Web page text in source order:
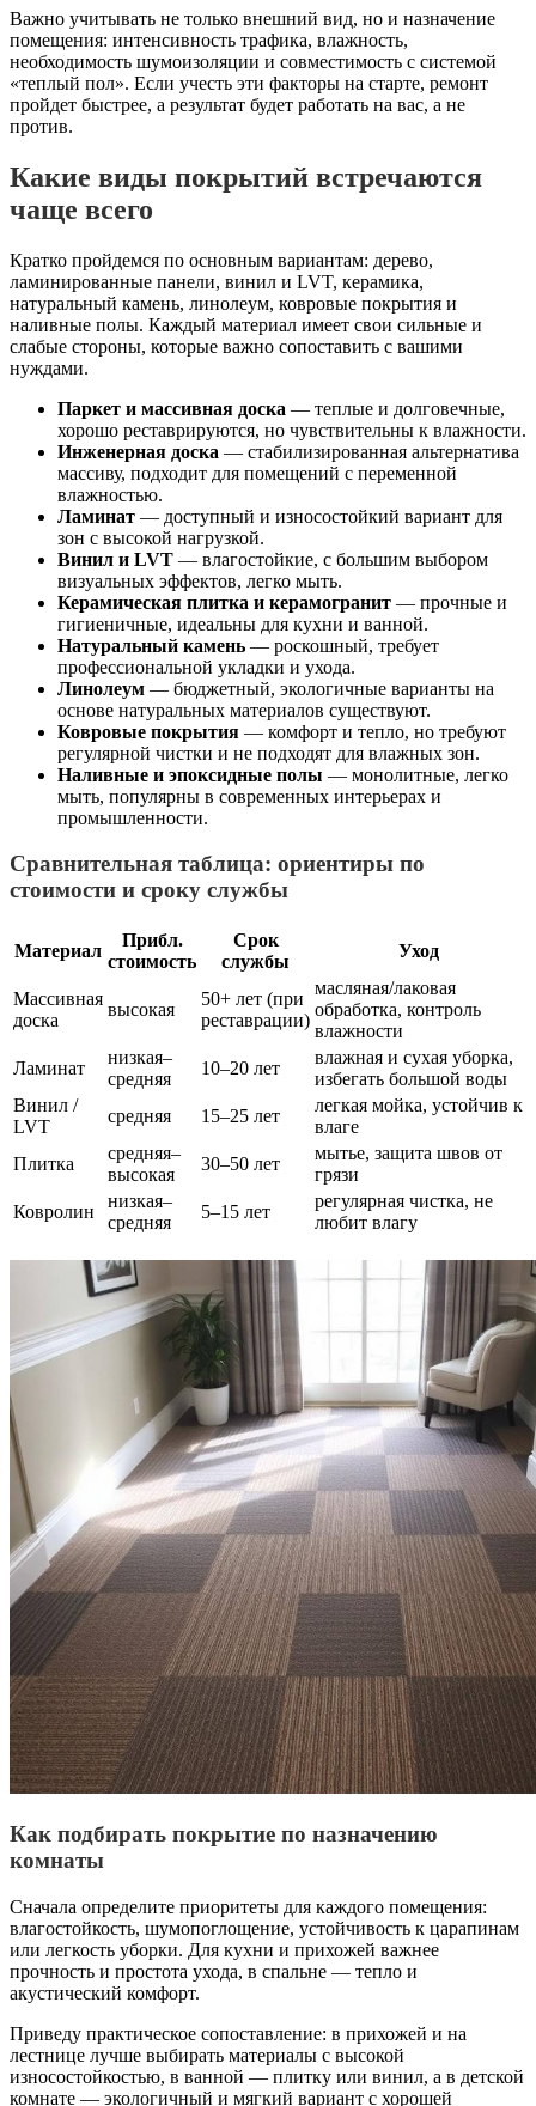
Важно учитывать не только внешний вид, но и назначение
помещения: интенсивность трафика, влажность,
необходимость шумоизоляции и совместимость с системой
«теплый пол». Если учесть эти факторы на старте, ремонт
пройдет быстрее, а результат будет работать на вас, а не
против.
Какие виды покрытий встречаются
чаще всего
Кратко пройдемся по основным вариантам: дерево,
ламинированные панели, винил и LVT, керамика,
натуральный камень, линолеум, ковровые покрытия и
наливные полы. Каждый материал имеет свои сильные и
слабые стороны, которые важно сопоставить с вашими
нуждами.
Паркет и массивная доска — теплые и долговечные,
хорошо реставрируются, но чувствительны к влажности.
Инженерная доска — стабилизированная альтернатива
массиву, подходит для помещений с переменной
влажностью.
Ламинат — доступный и износостойкий вариант для
зон с высокой нагрузкой.
Винил и LVT — влагостойкие, с большим выбором
визуальных эффектов, легко мыть.
Керамическая плитка и керамогранит — прочные и
гигиеничные, идеальны для кухни и ванной.
Натуральный камень — роскошный, требует
профессиональной укладки и ухода.
Линолеум — бюджетный, экологичные варианты на
основе натуральных материалов существуют.
Ковровые покрытия — комфорт и тепло, но требуют
регулярной чистки и не подходят для влажных зон.
Наливные и эпоксидные полы — монолитные, легко
мыть, популярны в современных интерьерах и
промышленности.
Сравнительная таблица: ориентиры по
стоимости и сроку службы
Материал
Прибл.
стоимость
Срок
службы
Уход
Массивная
доска
высокая
50+ лет (при
реставрации)
масляная/лаковая
обработка, контроль
влажности
Ламинат
низкая–
средняя
10–20 лет
влажная и сухая уборка,
избегать большой воды
Винил /
LVT
средняя 15–25 лет
легкая мойка, устойчив к
влаге
Плитка
средняя–
высокая
30–50 лет
мытье, защита швов от
грязи
Ковролин
низкая–
средняя
5–15 лет
регулярная чистка, не
любит влагу
Как подбирать покрытие по назначению
комнаты
Сначала определите приоритеты для каждого помещения:
влагостойкость, шумопоглощение, устойчивость к царапинам
или легкость уборки. Для кухни и прихожей важнее
прочность и простота ухода, в спальне — тепло и
акустический комфорт.
Приведу практическое сопоставление: в прихожей и на
лестнице лучше выбирать материалы с высокой
износостойкостью, в ванной — плитку или винил, а в детской
комнате — экологичный и мягкий вариант с хорошей